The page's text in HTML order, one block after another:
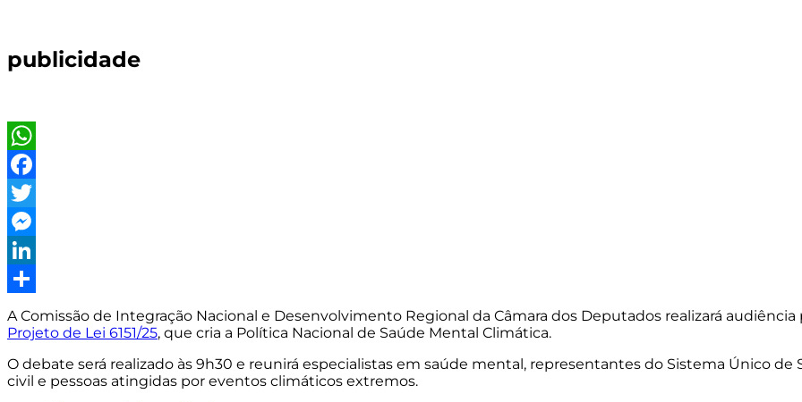
publicidade
WhatsApp
Facebook
Twitter
Messenger
LinkedIn
Share
A Comissão de Integração Nacional e Desenvolvimento Regional da Câmara dos Deputados realizará
Projeto de Lei 6151/25, que cria a Política Nacional de Saúde Mental Climática.
O debate será realizado às 9h30 e reunirá especialistas em saúde mental, representantes do Sistema Único de
civil e pessoas atingidas por eventos climáticos extremos.